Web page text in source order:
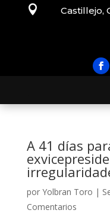

Castillejo,
A 41 días
por Yolbran Toro |
Comentarios